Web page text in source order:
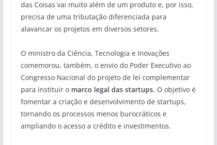
das Coisas vai muito além de um produto e, por isso,
precisa de uma tributação diferenciada para
alavancar os projetos em diversos setores.
O ministro da Ciência, Tecnologia e Inovações
comemorou, também, o envio do Poder Executivo ao
Congresso Nacional do projeto de lei complementar
para instituir o marco legal das startups. O objetivo é
fomentar a criação e desenvolvimento de startups,
tornando os processos menos burocráticos e
ampliando o acesso a crédito e investimentos.